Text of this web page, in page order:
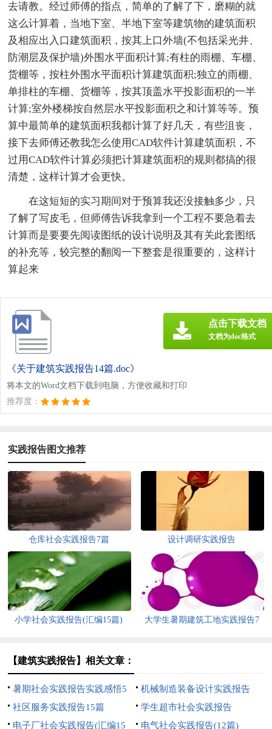
去请教。经过师傅的指点，简单的了解了下，磨糊的就
这么计算着，当地下室、半地下室等建筑物的建筑面积
及相应出入口建筑面积，按其上口外墙(不包括采光井、
防潮层及保护墙)外围水平面积计算;有柱的雨棚、车棚、
货棚等，按柱外围水平面积计算建筑面积;独立的雨棚、
单排柱的车棚、货棚等，按其顶盖水平投影面积的一半
计算;室外楼梯按自然层水平投影面积之和计算等等。预
算中最简单的建筑面积我都计算了好几天，有些沮丧，
接下去师傅还教我怎么使用CAD软件计算建筑面积，不
过用CAD软件计算必须把计算建筑面积的规则都搞的很
清楚，这样计算才会更快。
在这短短的实习期间对于预算我还没接触多少，只
了解了写皮毛，但师傅告诉我拿到一个工程不要急着去
计算而是要要先阅读图纸的设计说明及其有关此套图纸
的补充等，较完整的翻阅一下整套是很重要的，这样计
算起来
《关于建筑实践报告14篇.doc》
将本文的Word文档下载到电脑，方便收藏和打印
推荐度：
点击下载文档
文档为doc格式
实践报告图文推荐
仓库社会实践报告7篇 设计调研实践报告
小学社会实践报告(汇编15篇)
大学生暑期建筑工地实践报告7
【建筑实践报告】相关文章：
暑期社会实践报告实践感悟5
篇
机械制造装备设计实践报告
社区服务实践报告15篇
学生超市社会实践报告
电子厂社会实践报告(汇编15
电气社会实践报告(12篇)